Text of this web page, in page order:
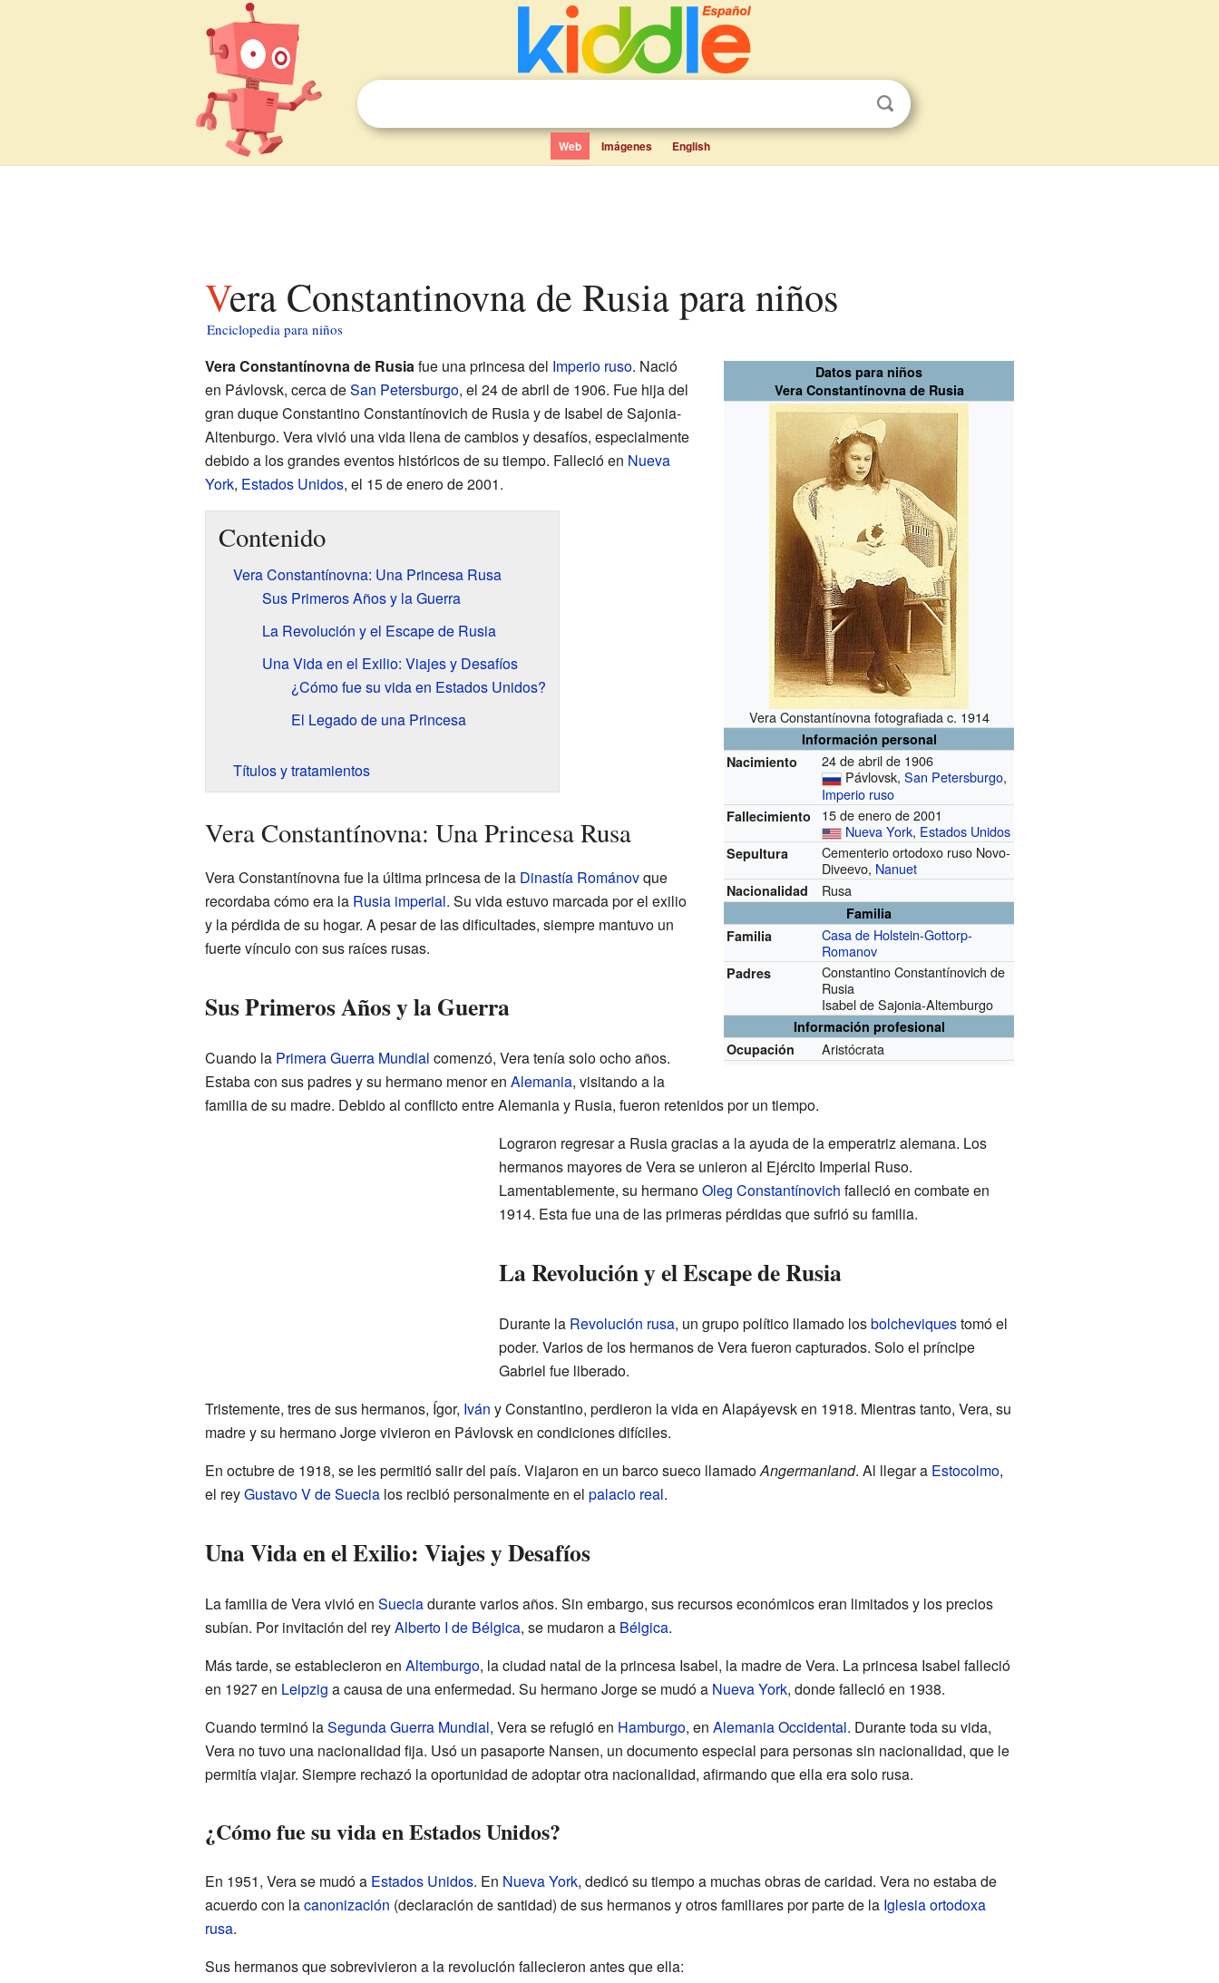
Web Imágenes English
Vera Constantinovna de Rusia para niños
Enciclopedia para niños
Datos para niños
Vera Constantínovna de Rusia
Vera Constantínovna fotografiada c. 1914
Información personal
Nacimiento
24 de abril de 1906
Pávlovsk,San Petersburgo,
Imperio ruso
Fallecimiento
15 de enero de 2001
Nueva York, Estados Unidos
Sepultura
Cementerio ortodoxo ruso Novo-
Diveevo, Nanuet
Nacionalidad Rusa
Familia
Familia
Casa de Holstein-Gottorp-
Romanov
Padres
Constantino Constantínovich de
Rusia
Isabel de Sajonia-Altemburgo
Información profesional
Ocupación
Aristócrata
Vera Constantínovna de Rusiafue una princesa del Imperio ruso. Nació
en Pávlovsk, cerca deSan Petersburgo, el 24 de abril de 1906. Fue hija del
gran duque Constantino Constantínovich de Rusia y de Isabel de Sajonia-
Altenburgo. Vera vivió una vida llena de cambios y desafíos, especialmente
debido a los grandes eventos históricos de su tiempo. Falleció en Nueva
York, Estados Unidos, el 15 de enero de 2001.
Contenido
Vera Constantínovna: Una Princesa Rusa
Sus Primeros Años y la Guerra
La Revolución y el Escape de Rusia
Una Vida en el Exilio: Viajes y Desafíos
¿Cómo fue su vida en Estados Unidos?
El Legado de una Princesa
Títulos y tratamientos
Vera Constantínovna: Una Princesa Rusa
Vera Constantínovna fue la última princesa de la Dinastía Románovque
recordaba cómo era la Rusia imperial. Su vida estuvo marcada por el exilio
y la pérdida de su hogar. A pesar de las dificultades, siempre mantuvo un
fuerte vínculo con sus raíces rusas.
Sus Primeros Años y la Guerra
Cuando la Primera Guerra Mundial comenzó, Vera tenía solo ocho años.
Estaba con sus padres y su hermano menor en Alemania, visitando a la
familia de su madre. Debido al conflicto entre Alemania y Rusia, fueron retenidos por un tiempo.
Lograron regresar a Rusia gracias a la ayuda de la emperatriz alemana. Los
hermanos mayores de Vera se unieron al Ejército Imperial Ruso.
Lamentablemente, su hermanoOleg Constantínovich falleció en combate en
1914. Esta fue una de las primeras pérdidas que sufrió su familia.
La Revolución y el Escape de Rusia
Durante la Revolución rusa, un grupo político llamado losbolcheviquestomó el
poder. Varios de los hermanos de Vera fueron capturados. Solo el príncipe
Gabriel fue liberado.
Tristemente, tres de sus hermanos, Ígor, Iván y Constantino, perdieron la vida en Alapáyevsk en 1918. Mientras tanto, Vera, su
madre y su hermano Jorge vivieron en Pávlovsk en condiciones difíciles.
En octubre de 1918, se les permitió salir del país. Viajaron en un barco sueco llamadoAngermanland. Al llegar a Estocolmo,
el reyGustavo V de Suecialos recibió personalmente en el palacio real.
Una Vida en el Exilio: Viajes y Desafíos
La familia de Vera vivió en Sueciadurante varios años. Sin embargo, sus recursos económicos eran limitados y los precios
subían. Por invitación del reyAlberto I de Bélgica, se mudaron a Bélgica.
Más tarde, se establecieron en Altemburgo, la ciudad natal de la princesa Isabel, la madre de Vera. La princesa Isabel falleció
en 1927 en Leipzig a causa de una enfermedad. Su hermano Jorge se mudó a Nueva York, donde falleció en 1938.
Cuando terminó laSegunda Guerra Mundial, Vera se refugió en Hamburgo, en Alemania Occidental. Durante toda su vida,
Vera no tuvo una nacionalidad fija. Usó un pasaporte Nansen, un documento especial para personas sin nacionalidad, que le
permitía viajar. Siempre rechazó la oportunidad de adoptar otra nacionalidad, afirmando que ella era solo rusa.
¿Cómo fue su vida en Estados Unidos?
En 1951, Vera se mudó a Estados Unidos. En Nueva York, dedicó su tiempo a muchas obras de caridad. Vera no estaba de
acuerdo con lacanonización (declaración de santidad) de sus hermanos y otros familiares por parte de la Iglesia ortodoxa
rusa.
Sus hermanos que sobrevivieron a la revolución fallecieron antes que ella: